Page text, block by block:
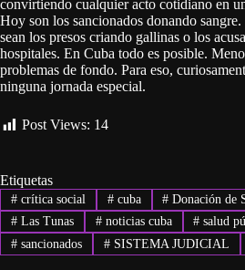
convirtiendo cualquier acto cotidiano en
Hoy son los sancionados donando
sean los presos criando gallinas o los
hospitales. En Cuba todo es posible.
problemas de fondo. Para eso,
ninguna jornada especial.
Post Views: 14
Etiquetas
#crítica social #cuba # Donación de
#Las Tunas #noticias cuba # salud
#sancionados #SISTEMA JUDICIAL